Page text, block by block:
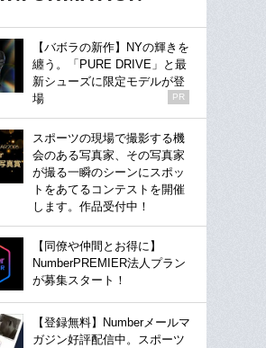
【バボラの新作】NYの輝きを
纏う。「PURE DRIVE」と最
新シューズに限定モデルが登
場
PR
スポーツの現場で撮影する機
会のある写真家、その写真家
が撮る一瞬のシーンにスポッ
トをあてるコンテストを開催
します。作品受付中！
【同僚や仲間とお得に】
NumberPREMIER法人プラン
が募集スタート！
【登録無料】Numberメールマ
ガジン好評配信中。スポーツ